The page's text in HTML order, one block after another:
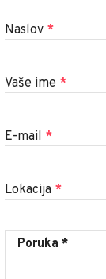
Naslov *
Vaše ime *
E-mail *
Lokacija *